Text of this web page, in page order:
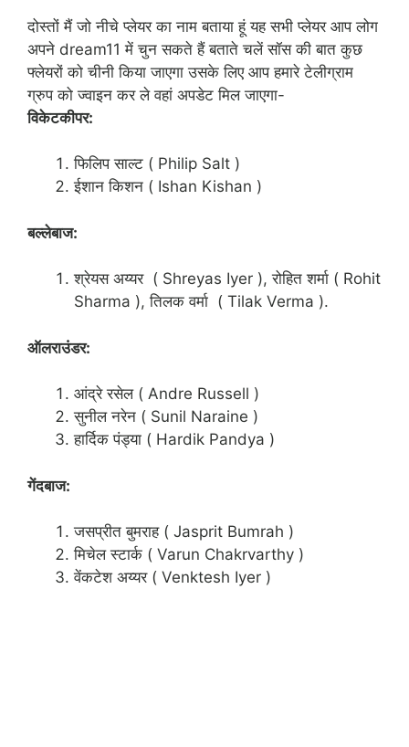
दोस्तों मैं जो नीचे प्लेयर का नाम बताया हूं यह सभी प्लेयर आप लोग
अपने dream11 में चुन सकते हैं बताते चलें सॉस की बात कुछ
फ्लेयरों को चीनी किया जाएगा उसके लिए आप हमारे टेलीग्राम
ग्रुप को ज्वाइन कर ले वहां अपडेट मिल जाएगा-
विकेटकीपर:
फिलिप साल्ट ( Philip Salt )
ईशान किशन ( Ishan Kishan )
बल्लेबाज:
श्रेयस अय्यर ( Shreyas Iyer ), रोहित शर्मा ( Rohit
Sharma ), तिलक वर्मा ( Tilak Verma ).
ऑलराउंडर:
आंद्रे रसेल ( Andre Russell )
सुनील नरेन ( Sunil Naraine )
हार्दिक पंड्या ( Hardik Pandya )
गेंदबाज:
जसप्रीत बुमराह ( Jasprit Bumrah )
मिचेल स्टार्क ( Varun Chakrvarthy )
वेंकटेश अय्यर ( Venktesh Iyer )